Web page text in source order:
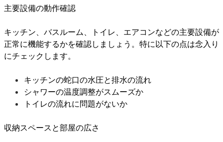
主要設備の動作確認
キッチン、バスルーム、トイレ、エアコンなどの主要設備が
正常に機能するかを確認しましょう。特に以下の点は念入り
にチェックします。
キッチンの蛇口の水圧と排水の流れ
シャワーの温度調整がスムーズか
トイレの流れに問題がないか
収納スペースと部屋の広さ